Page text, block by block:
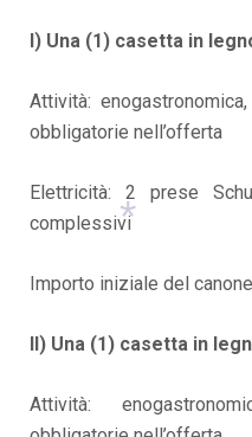
I) Una (1) casetta in
Attività:
obbligatorie nell’offerta
Elettricità: 2 prese
complessivi
Importo iniziale del
II) Una (1) casetta in
Attività: